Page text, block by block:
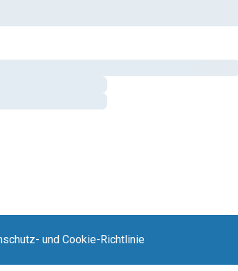
und Cookie-Richtlinie